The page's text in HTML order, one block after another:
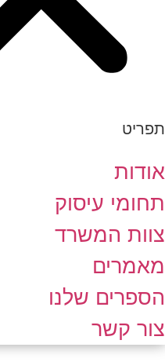
תפריט
אודות
תחומי עיסוק
צוות המשרד
מאמרים
הספרים שלנו
צור קשר